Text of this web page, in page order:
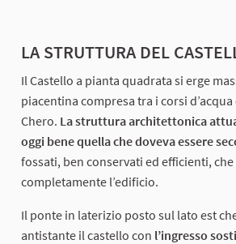
LA STRUTTURA DEL
Il Castello a pianta quadrata si erge
piacentina compresa tra i corsi
Chero. La struttura architettonica
oggi bene quella che doveva essere
fossati, ben conservati ed efficienti,
completamente l’edificio.
Il ponte in laterizio posto sul lato est
antistante il castello con l’ingresso